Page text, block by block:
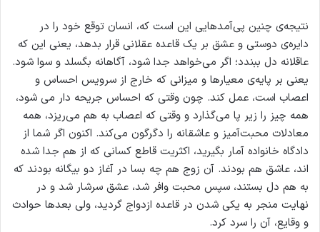
نتیجه‌ی چنین پی‌آمدهایی این است که، انسان توقع خود را در
دایره‌ی دوستی و عشق بر یک قاعده عقلانی قرار بدهد، یعنی این که
عاقلانه دل ببندد؛ اگر می‌خواهد جدا شود، آگاهانه بگسلد و سوا شود.
یعنی بر پایه‌‌ی معیارها و میزانی که خارج از سرویس احساس و
اعصاب است، عمل کند. چون وقتی که احساس جریحه دار می شود،
همه چیز را زیر پا می‌گذارد و وقتی که اعصاب به هم می‌ریزد، همه
معادلات محبت‌آمیز و عاشقانه را دگرگون می‌کند. اکنون اگر شما از
دادگاه خانواده آمار بگیرید، اکثریت قاطع کسانی که از هم جدا شده
اند، عاشق هم بودند. آن زوج هم چه بسا در آغاز دو بیگانه بودند که
به هم دل بستند، سپس محبت وافر شد، عشق سرشار شد و در
نهایت منجر به یکی شدن در قاعده ازدواج گردید، ولی بعدها حوادث
و وقایع، آن را سرد کرد.